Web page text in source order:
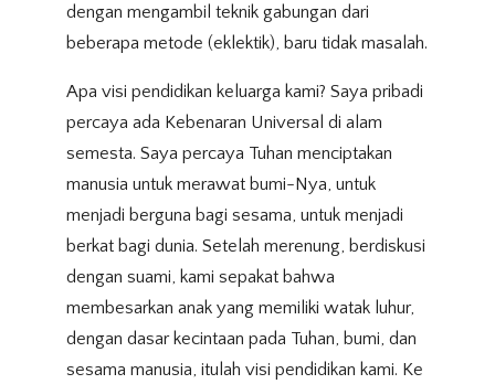
dengan mengambil teknik gabungan dari
beberapa metode (eklektik), baru tidak masalah.
Apa visi pendidikan keluarga kami? Saya pribadi
percaya ada Kebenaran Universal di alam
semesta. Saya percaya Tuhan menciptakan
manusia untuk merawat bumi-Nya, untuk
menjadi berguna bagi sesama, untuk menjadi
berkat bagi dunia. Setelah merenung, berdiskusi
dengan suami, kami sepakat bahwa
membesarkan anak yang memiliki watak luhur,
dengan dasar kecintaan pada Tuhan, bumi, dan
sesama manusia, itulah visi pendidikan kami. Ke